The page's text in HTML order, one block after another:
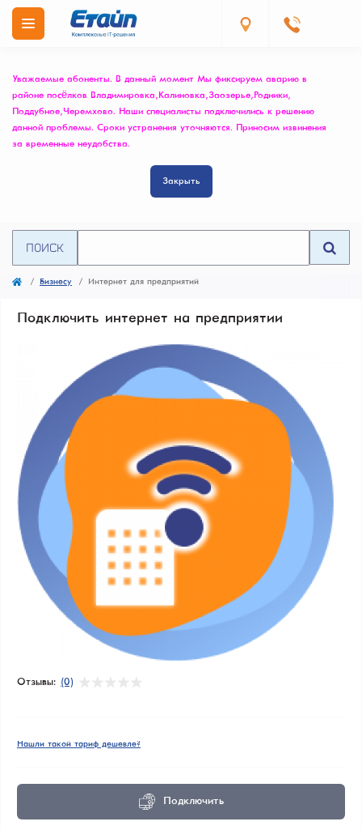
Уважаемые абоненты. В данный момент Мы фиксируем аварию в
районе посёлков Владимировка, Калиновка, Заозерье, Родники,
Поддубное, Черемхово. Наши специалисты подключились к решению
данной проблемы. Сроки устранения уточняются. Приносим извинения
за временные неудобства.
Закрыть
ПОИСК
Бизнесу Интернет для предприятий
Подключить интернет на предприятии
Отзывы: (0)
Нашли такой тариф дешевле?
Подключить